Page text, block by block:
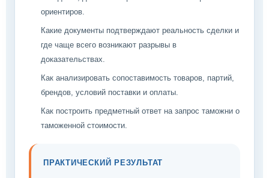
ориентиров.
Какие документы подтверждают реальность сделки и
где чаще всего возникают разрывы в
доказательствах.
Как анализировать сопоставимость товаров, партий,
брендов, условий поставки и оплаты.
Как построить предметный ответ на запрос таможни о
таможенной стоимости.
ПРАКТИЧЕСКИЙ РЕЗУЛЬТАТ